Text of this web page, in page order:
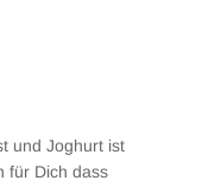
und Joghurt ist
für Dich dass